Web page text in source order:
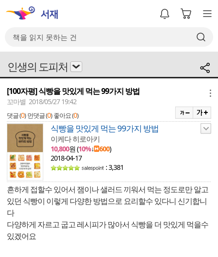
인생의 도피처
[100자평] 식빵을 맛있게 먹는 99가지 방법
꼬마별 2018/05/27 19:42
댓글 (0) 먼댓글 (0) 좋아요 (0)
식빵을 맛있게 먹는 99가지 방법
이케다 히로아키
10,800원 (10%↓ 600)
2018-04-17
: 3,381
흔하게 접할수 있어서 잼이나 샐러드 끼워서 먹는 정도로만 알고
있던 식빵이 이렇게 다양한 방법으로 요리할수 있다니 신기합니
다
다양하게 자르고 굽고 레시피가 많아서 식빵을 더 맛있게 먹을수
있겠어요